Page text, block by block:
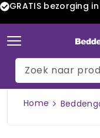
GRATIS bezorging in
Home